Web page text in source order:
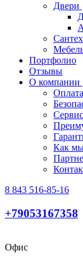
Двери
Портфолио
Отзывы
О компании
Сервис
Как
8 843 516-85-16
+79053167358
Офис